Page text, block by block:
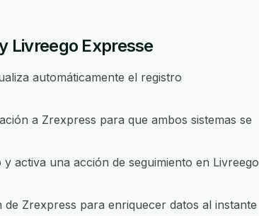
Livreego Expresse
automáticamente el registro
a Zrexpress para que ambos sistemas se
activa una acción de seguimiento en Livreego
Zrexpress para enriquecer datos al instante